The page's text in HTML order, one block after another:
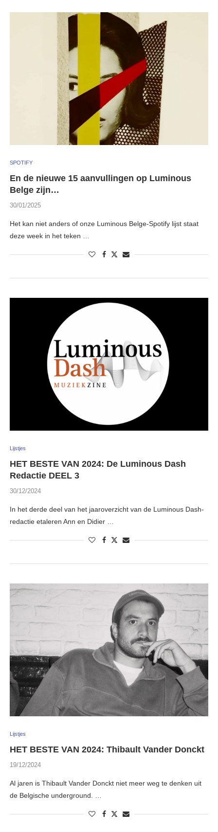
SPOTIFY
En de nieuwe 15 aanvullingen op Luminous
Belge zijn…
30/01/2025
Het kan niet anders of onze Luminous Belge-Spotify lijst staat
deze week in het teken …
Lijstjes
HET BESTE VAN 2024: De Luminous Dash
Redactie DEEL 3
30/12/2024
In het derde deel van het jaaroverzicht van de Luminous Dash-
redactie etaleren Ann en Didier …
Lijstjes
HET BESTE VAN 2024: Thibault Vander Donckt
19/12/2024
Al jaren is Thibault Vander Donckt niet meer weg te denken uit
de Belgische underground. …